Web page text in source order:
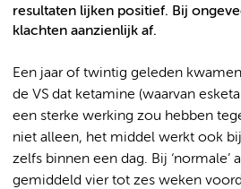
resultaten lijken positief. Bij
klachten aanzienlijk af.
Een jaar of twintig geleden
de VS dat ketamine (waarvan
een sterke werking zou hebben
niet alleen, het middel werkt ook
zelfs binnen een dag. Bij ‘normale’
gemiddeld vier tot zes weken